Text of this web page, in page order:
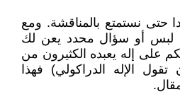
حتى نستمتع بالمناقشة. ومع
لبس أو سؤال محدد يعن لك
على إله يعبده الكثيرون من
الإله الدراكولي) فهذا